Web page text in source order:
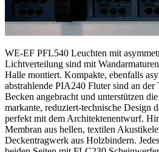
WE-EF PFL540 Leuchten mit
Lichtverteilung sind mit
Halle montiert. Kompakte, ebenfalls
abstrahlende PIA240 Fluter sind an der
Becken angebracht und unterstützen
markante, reduziert-technische Design
perfekt mit dem Architektenentwurf.
Membran aus hellen, textilen
Deckentragwerk aus Holzbindern.